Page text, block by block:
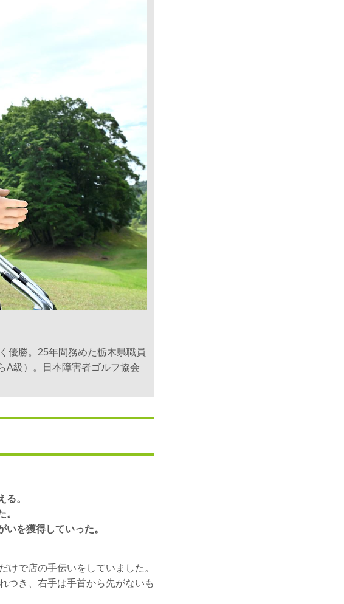
優勝。25年間務めた栃木県職員
A級）。日本障害者ゴルフ協会
る。
。
を獲得していった。
けで店の手伝いをしていました。
つき、右手は手首から先がないも